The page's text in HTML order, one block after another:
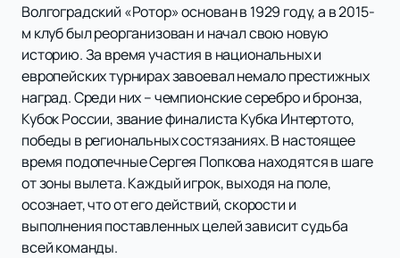
Волгоградский «Ротор» основан в 1929 году, а в 2015-
м клуб был реорганизован и начал свою новую
историю. За время участия в национальных и
европейских турнирах завоевал немало престижных
наград. Среди них – чемпионские серебро и бронза,
Кубок России, звание финалиста Кубка Интертото,
победы в региональных состязаниях. В настоящее
время подопечные Сергея Попкова находятся в шаге
от зоны вылета. Каждый игрок, выходя на поле,
осознает, что от его действий, скорости и
выполнения поставленных целей зависит судьба
всей команды.